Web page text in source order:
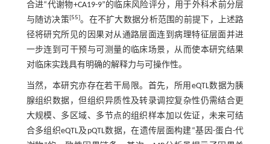
合进“代谢物+CA19-9”的临床风险评分，用于外科术前分层
与随访决策[55]。在不扩大数据分析范围的前提下，上述路
径将研究所见的因果对从通路层面连到病理特征层面并进
一步连到可干预与可测量的临床场景，从而使本研究结果
对临床实践具有明确的解释力与可操作性。
当然，本研究亦存在若干局限。首先，所用eQTL数据为胰
腺组织数据，但组织异质性及转录调控复杂性仍需结合更
大规模、多区域、多节点的组织样本加以佐证，未来可结
合多组织eQTL及pQTL数据，在遗传层面构建“基因-蛋白-代